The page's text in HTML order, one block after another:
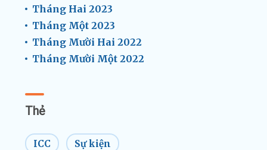
Tháng Hai 2023
Tháng Một 2023
Tháng Mười Hai 2022
Tháng Mười Một 2022
Thẻ
ICC Sự kiện